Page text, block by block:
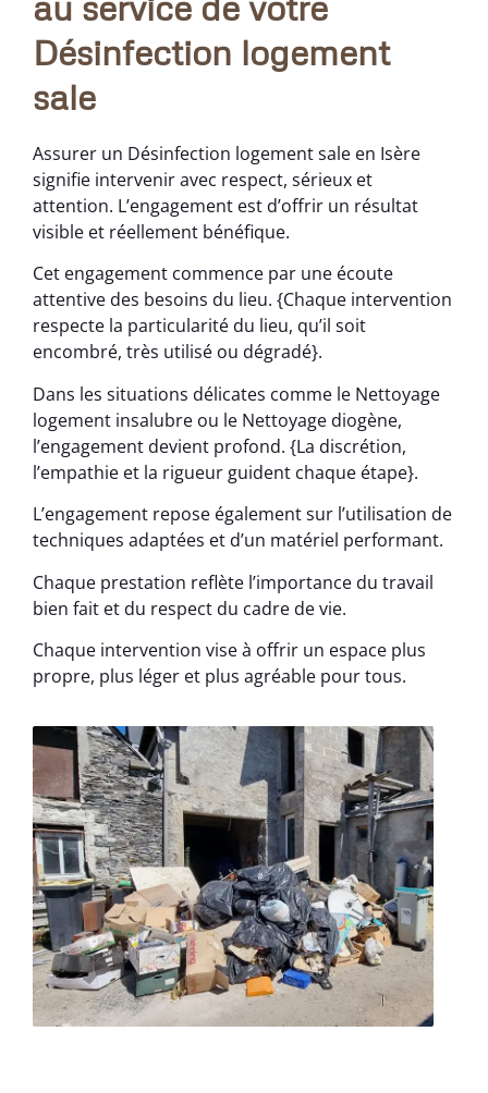
Désinfection logement
sale
Assurer un Désinfection logement sale en Isère
signifie intervenir avec respect, sérieux et
attention. L’engagement est d’offrir un résultat
visible et réellement bénéfique.
Cet engagement commence par une écoute
attentive des besoins du lieu. {Chaque intervention
respecte la particularité du lieu, qu’il soit
encombré, très utilisé ou dégradé}.
Dans les situations délicates comme le Nettoyage
logement insalubre ou le Nettoyage diogène,
l’engagement devient profond. {La discrétion,
l’empathie et la rigueur guident chaque étape}.
L’engagement repose également sur l’utilisation de
techniques adaptées et d’un matériel performant.
Chaque prestation reflète l’importance du travail
bien fait et du respect du cadre de vie.
Chaque intervention vise à offrir un espace plus
propre, plus léger et plus agréable pour tous.